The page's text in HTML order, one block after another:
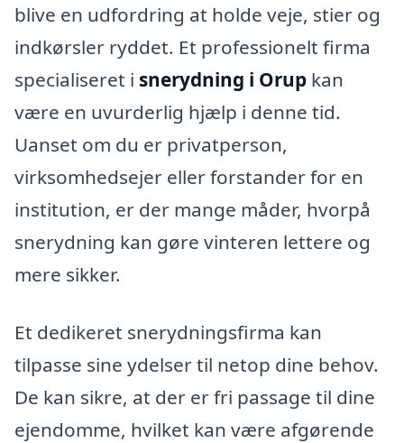
blive en udfordring at holde veje, stier og
indkørsler ryddet. Et professionelt firma
specialiseret i snerydning i Orup kan
være en uvurderlig hjælp i denne tid.
Uanset om du er privatperson,
virksomhedsejer eller forstander for en
institution, er der mange måder, hvorpå
snerydning kan gøre vinteren lettere og
mere sikker.
Et dedikeret snerydningsfirma kan
tilpasse sine ydelser til netop dine behov.
De kan sikre, at der er fri passage til dine
ejendomme, hvilket kan være afgørende